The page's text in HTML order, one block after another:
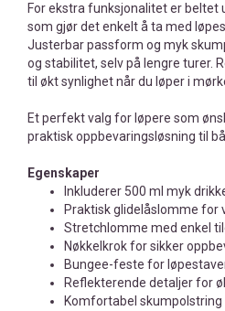
For ekstra funksjonalitet er
som gjør det enkelt å ta med
Justerbar passform og myk
og stabilitet, selv på lengre turer.
til økt synlighet når du løper i
Et perfekt valg for løpere som
praktisk oppbevaringsløsning til
Egenskaper
Inkluderer 500 ml myk
Praktisk glidelåslomme for
Stretchlomme med enkel
Nøkkelkrok for sikker
Bungee-feste for
Reflekterende detaljer for
Komfortabel skumpolstring